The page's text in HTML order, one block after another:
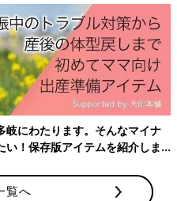
岐にわたります。そんなマイナ
！保存版アイテムを紹介しま
覧へ